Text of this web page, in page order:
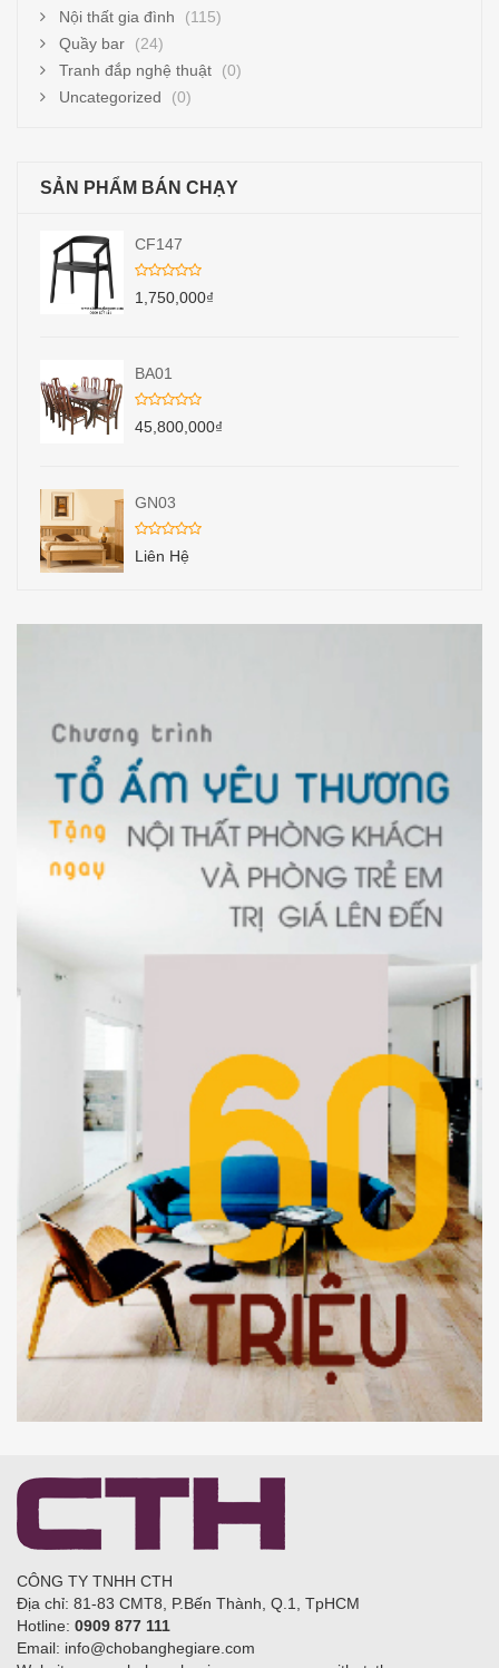
Nội thất gia đình
(115)
Quầy bar
(24)
Tranh đắp nghệ thuật
(0)
Uncategorized
(0)
SẢN PHẨM BÁN CHẠY
CF147
1,750,000₫
BA01
45,800,000₫
GN03
Liên Hệ
CÔNG TY TNHH CTH
Địa chỉ: 81-83 CMT8, P.Bến Thành, Q.1, TpHCM
Hotline: 0909 877 111
Email: info@chobanghegiare.com